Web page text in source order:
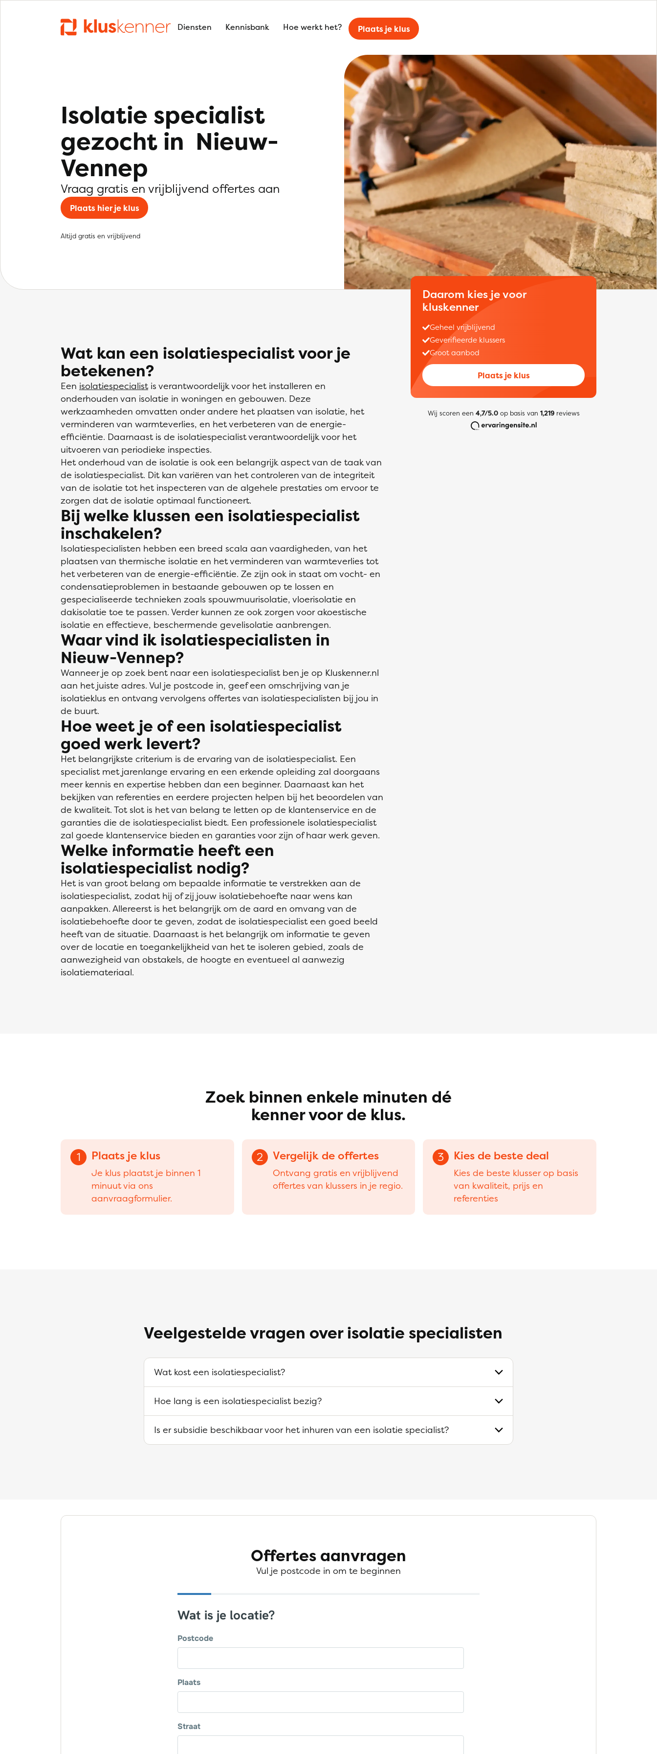
Diensten Kennisbank Hoe werkt het? Plaats je klus
Isolatie specialist
gezocht in Nieuw-
Vennep
Vraag gratis en vrijblijvend offertes aan
Plaats hier je klus
Altijd gratis en vrijblijvend
Wat kan een isolatiespecialist voor je
betekenen?
Een isolatiespecialist is verantwoordelijk voor het installeren en
onderhouden van isolatie in woningen en gebouwen. Deze
werkzaamheden omvatten onder andere het plaatsen van isolatie, het
verminderen van warmteverlies, en het verbeteren van de energie-
efficiëntie. Daarnaast is de isolatiespecialist verantwoordelijk voor het
uitvoeren van periodieke inspecties.
Het onderhoud van de isolatie is ook een belangrijk aspect van de taak van
de isolatiespecialist. Dit kan variëren van het controleren van de integriteit
van de isolatie tot het inspecteren van de algehele prestaties om ervoor te
zorgen dat de isolatie optimaal functioneert.
Bij welke klussen een isolatiespecialist
inschakelen?
Isolatiespecialisten hebben een breed scala aan vaardigheden, van het
plaatsen van thermische isolatie en het verminderen van warmteverlies tot
het verbeteren van de energie-efficiëntie. Ze zijn ook in staat om vocht- en
condensatieproblemen in bestaande gebouwen op te lossen en
gespecialiseerde technieken zoals spouwmuurisolatie, vloerisolatie en
dakisolatie toe te passen. Verder kunnen ze ook zorgen voor akoestische
isolatie en effectieve, beschermende gevelisolatie aanbrengen.
Waar vind ik isolatiespecialisten in
Nieuw-Vennep?
Wanneer je op zoek bent naar een isolatiespecialist ben je op Kluskenner.nl
aan het juiste adres. Vul je postcode in, geef een omschrijving van je
isolatieklus en ontvang vervolgens offertes van isolatiespecialisten bij jou in
de buurt.
Hoe weet je of een isolatiespecialist
goed werk levert?
Het belangrijkste criterium is de ervaring van de isolatiespecialist. Een
specialist met jarenlange ervaring en een erkende opleiding zal doorgaans
meer kennis en expertise hebben dan een beginner. Daarnaast kan het
bekijken van referenties en eerdere projecten helpen bij het beoordelen van
de kwaliteit. Tot slot is het van belang te letten op de klantenservice en de
garanties die de isolatiespecialist biedt. Een professionele isolatiespecialist
zal goede klantenservice bieden en garanties voor zijn of haar werk geven.
Welke informatie heeft een
isolatiespecialist nodig?
Het is van groot belang om bepaalde informatie te verstrekken aan de
isolatiespecialist, zodat hij of zij jouw isolatiebehoefte naar wens kan
aanpakken. Allereerst is het belangrijk om de aard en omvang van de
isolatiebehoefte door te geven, zodat de isolatiespecialist een goed beeld
heeft van de situatie. Daarnaast is het belangrijk om informatie te geven
over de locatie en toegankelijkheid van het te isoleren gebied, zoals de
aanwezigheid van obstakels, de hoogte en eventueel al aanwezig
isolatiemateriaal.
Daarom kies je voor
kluskenner
Geheel vrijblijvend
Geverifieerde klussers
Groot aanbod
Plaats je klus
Wij scoren een 4,7/5.0op basis van 1,219reviews
Zoek binnen enkele minuten dé
kenner voor de klus.
1 Plaats je klus
Je klus plaatst je binnen 1
minuut via ons
aanvraagformulier.
2 Vergelijk de offertes
Ontvang gratis en vrijblijvend
offertes van klussers in je regio.
3 Kies de beste deal
Kies de beste klusser op basis
van kwaliteit, prijs en
referenties
Veelgestelde vragen over isolatie specialisten
Wat kost een isolatiespecialist?
Hoe lang is een isolatiespecialist bezig?
Is er subsidie beschikbaar voor het inhuren van een isolatie specialist?
Offertes aanvragen
Vul je postcode in om te beginnen